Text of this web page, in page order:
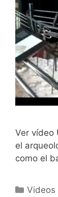
Ver vídeo
el
como el
Videos